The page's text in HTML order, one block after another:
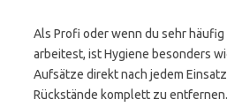
Als Profi oder wenn du sehr häufig
arbeitest, ist Hygiene besonders
Aufsätze direkt nach jedem
Rückstände komplett zu